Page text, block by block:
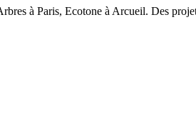
à Paris, Ecotone à Arcueil. Des